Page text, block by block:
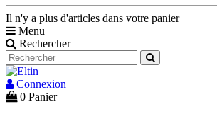
Il n'y a plus d'articles dans votre panier
Menu
Rechercher
Connexion
0 Panier